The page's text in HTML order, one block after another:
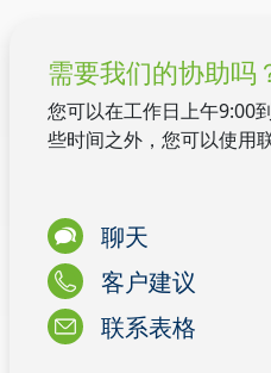
需要我们的协助吗
您可以在工作日上午9:00
些时间之外，您可以使用联
聊天
客户建议
联系表格